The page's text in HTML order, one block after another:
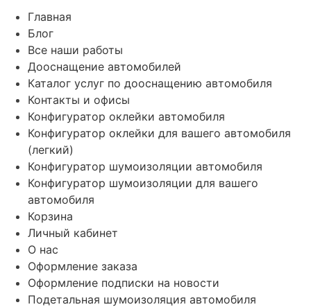
Главная
Блог
Все наши работы
Дооснащение автомобилей
Каталог услуг по дооснащению автомобиля
Контакты и офисы
Конфигуратор оклейки автомобиля
Конфигуратор оклейки для вашего автомобиля
(легкий)
Конфигуратор шумоизоляции автомобиля
Конфигуратор шумоизоляции для вашего
автомобиля
Корзина
Личный кабинет
О нас
Оформление заказа
Оформление подписки на новости
Подетальная шумоизоляция автомобиля